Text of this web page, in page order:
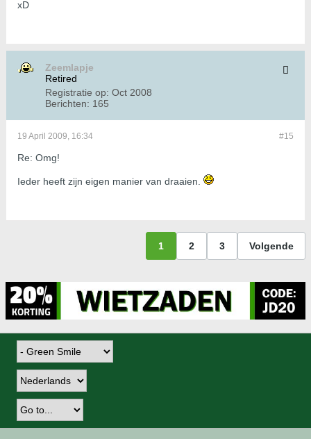
xD
Zeemlapje
Retired
Registratie op: Oct 2008
Berichten: 165
#15
19 April 2009, 16:34
Re: Omg!
Ieder heeft zijn eigen manier van draaien.
1 2 3 Volgende